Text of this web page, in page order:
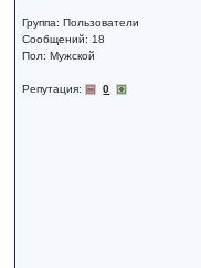
Группа: Пользователи
Сообщений: 18
Пол: Мужской
Репутация: 0